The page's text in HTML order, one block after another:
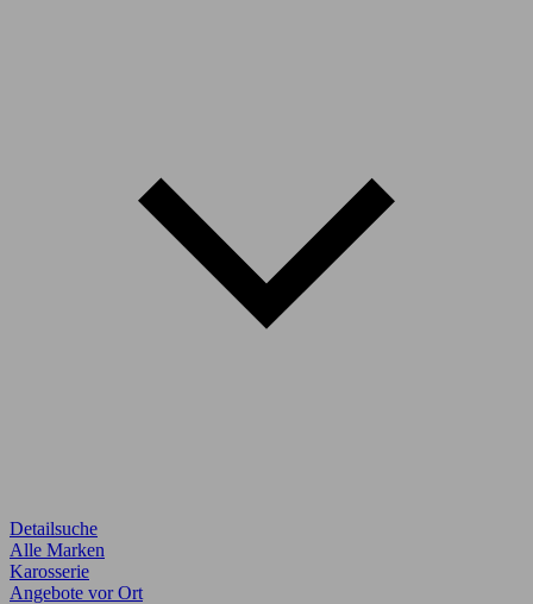
Detailsuche
Alle Marken
Karosserie
Angebote vor Ort